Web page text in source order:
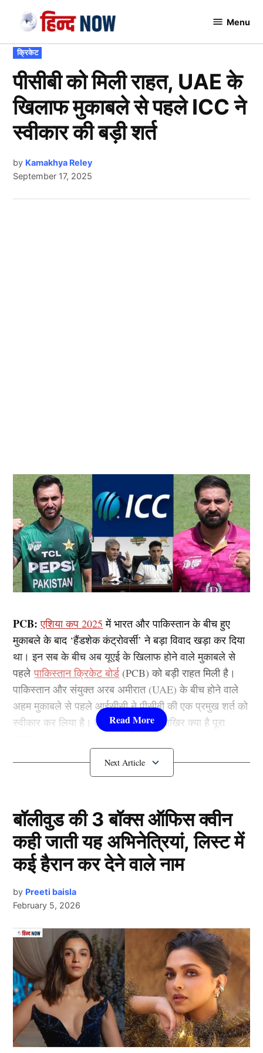
content
Menu
POSTED
IN
क्रिकेट
पीसीबी को मिली राहत, UAE के
खिलाफ मुकाबले से पहले ICC ने
स्वीकार की बड़ी शर्त
by Kamakhya Reley
September 17, 2025
PCB:एशिया कप 2025 में भारत और पाकिस्तान के बीच हुए
मुकाबले के बाद ‘हैंडशेक कंट्रोवर्सी’ ने बड़ा विवाद खड़ा कर दिया
था। इन सब के बीच अब यूएई के खिलाफ होने वाले मुकाबले से
पहलेपाकिस्तान क्रिकेट बोर्ड(PCB) को बड़ी राहत मिली है।
पाकिस्तान और संयुक्त अरब अमीरात (UAE) के बीच होने वाले
अहम मुकाबले से पहले आईसीसी ने पीसीबी की एक प्रमुख शर्त को
स्वीकार कर लिया है। तो आइए जानते है आखिर क्या है पूरा
ICC ने मानी PCB की शर्त
Pcb
एशिया कप 2025 मेंपाकिस्तान क्रिकेट बोर्ड (PCB) को बड़ा
राहत भरा फैसला मिला है। पाकिस्तान और संयुक्त अरब अमीरात
(यूएई) के बीच होने वाले आगामी मुकाबले से पहले आईसीसी ने
पीसीबी की एक महत्वपूर्ण शर्त मान ली है। दरअसल, पीसीबी ने मैच
रेफरी को लेकर आपत्ति जताई थी और अब खबर है कि एंडी
पाइक्रॉफ्ट की जगह वेस्टइंडीज के पूर्व दिग्गज क्रिकेटर रिची
Next Article
बॉलीवुड की 3 बॉक्स ऑफिस क्वीन
कही जाती यह अभिनेत्रियां, लिस्ट में
कई हैरान कर देने वाले नाम
by Preeti baisla
February 5, 2026